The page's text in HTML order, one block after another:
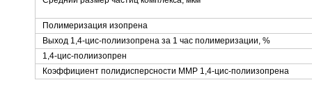
Полимеризация изопрена
Выход 1,4-цис-полиизопрена за 1 час полимеризации, %
1,4-цис-полиизопрен
Коэффициент полидисперсности ММР 1,4-цис-полиизопрена